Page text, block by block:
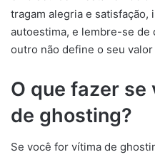
tragam alegria e
autoestima, e lembre-se de
outro não define o seu
O que fazer
de ghosting?
Se você for vítima de